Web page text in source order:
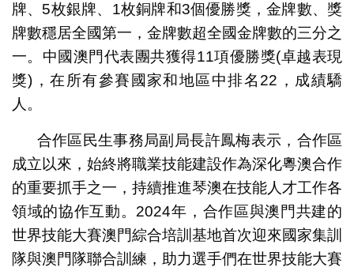
牌、5枚銀牌、1枚銅牌和3個優勝獎，金牌數、獎
牌數穩居全國第一，金牌數超全國金牌數的三分之
一。中國澳門代表團共獲得11項優勝獎(卓越表現
獎)，在所有參賽國家和地區中排名22，成績驕
人。
合作區民生事務局副局長許鳳梅表示，合作區
成立以來，始終將職業技能建設作為深化粵澳合作
的重要抓手之一，持續推進琴澳在技能人才工作各
領域的協作互動。2024年，合作區與澳門共建的
世界技能大賽澳門綜合培訓基地首次迎來國家集訓
隊與澳門隊聯合訓練，助力選手們在世界技能大賽